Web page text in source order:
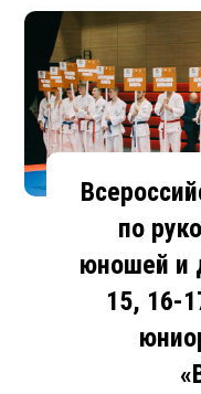
по
юношей и
15, 16-